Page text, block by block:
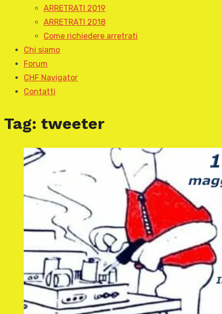
ARRETRATI 2019
ARRETRATI 2018
Come richiedere arretrati
Chi siamo
Forum
CHF Navigator
Contatti
Tag: tweeter